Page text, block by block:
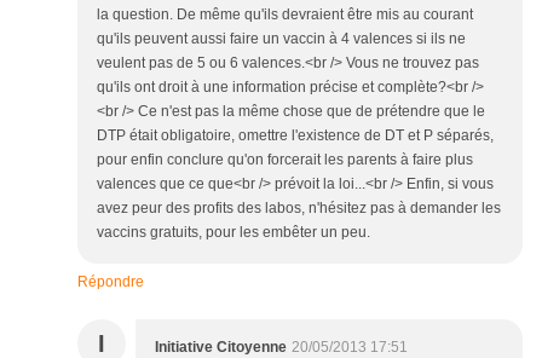
la question. De même qu'ils devraient être mis au courant
qu'ils peuvent aussi faire un vaccin à 4 valences si ils ne
veulent pas de 5 ou 6 valences.<br /> Vous ne trouvez pas
qu'ils ont droit à une information précise et complète?<br />
<br /> Ce n'est pas la même chose que de prétendre que le
DTP était obligatoire, omettre l'existence de DT et P séparés,
pour enfin conclure qu'on forcerait les parents à faire plus
valences que ce que<br /> prévoit la loi...<br /> Enfin, si vous
avez peur des profits des labos, n'hésitez pas à demander les
vaccins gratuits, pour les embêter un peu.
Répondre
I Initiative Citoyenne 20/05/2013 17:51